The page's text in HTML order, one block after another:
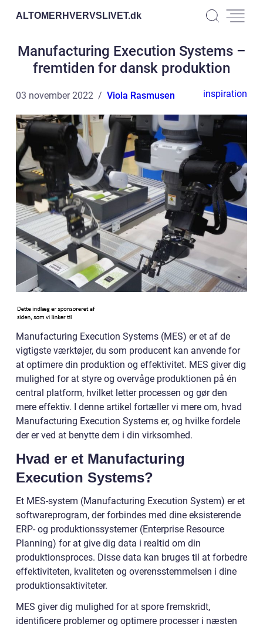
ALTOMERHVERVSLIVET.dk
Manufacturing Execution Systems –
fremtiden for dansk produktion
03 november 2022 Viola Rasmusen inspiration
Manufacturing Execution Systems (MES) er et af de
vigtigste værktøjer, du som producent kan anvende for
at optimere din produktion og effektivitet. MES giver dig
mulighed for at styre og overvåge produktionen på én
central platform, hvilket letter processen og gør den
mere effektiv. I denne artikel fortæller vi mere om, hvad
Manufacturing Execution Systems er, og hvilke fordele
der er ved at benytte dem i din virksomhed.
Hvad er et Manufacturing
Execution Systems?
Et MES-system (Manufacturing Execution System) er et
softwareprogram, der forbindes med dine eksisterende
ERP- og produktionssystemer (Enterprise Resource
Planning) for at give dig data i realtid om din
produktionsproces. Disse data kan bruges til at forbedre
effektiviteten, kvaliteten og overensstemmelsen i dine
produktionsaktiviteter.
MES giver dig mulighed for at spore fremskridt,
identificere problemer og optimere processer i næsten